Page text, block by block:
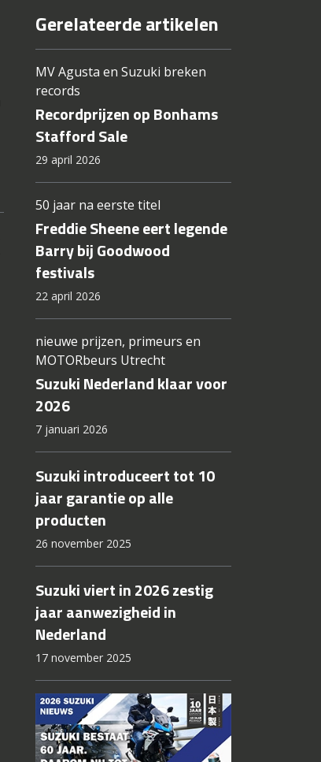
Gerelateerde artikelen
MV Agusta en Suzuki breken
records
Recordprijzen op Bonhams
Stafford Sale
29 april 2026
50 jaar na eerste titel
Freddie Sheene eert legende
Barry bij Goodwood
festivals
22 april 2026
nieuwe prijzen, primeurs en
MOTORbeurs Utrecht
Suzuki Nederland klaar voor
2026
7 januari 2026
Suzuki introduceert tot 10
jaar garantie op alle
producten
26 november 2025
Suzuki viert in 2026 zestig
jaar aanwezigheid in
Nederland
17 november 2025